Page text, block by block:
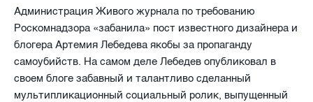
Администрация Живого журнала по требованию
Роскомнадзора «забанила» пост известного дизайнера и
блогера Артемия Лебедева якобы за пропаганду
самоубийств. На самом деле Лебедев опубликовал в
своем блоге забавный и талантливо сделанный
мультипликационный социальный ролик, выпущенный